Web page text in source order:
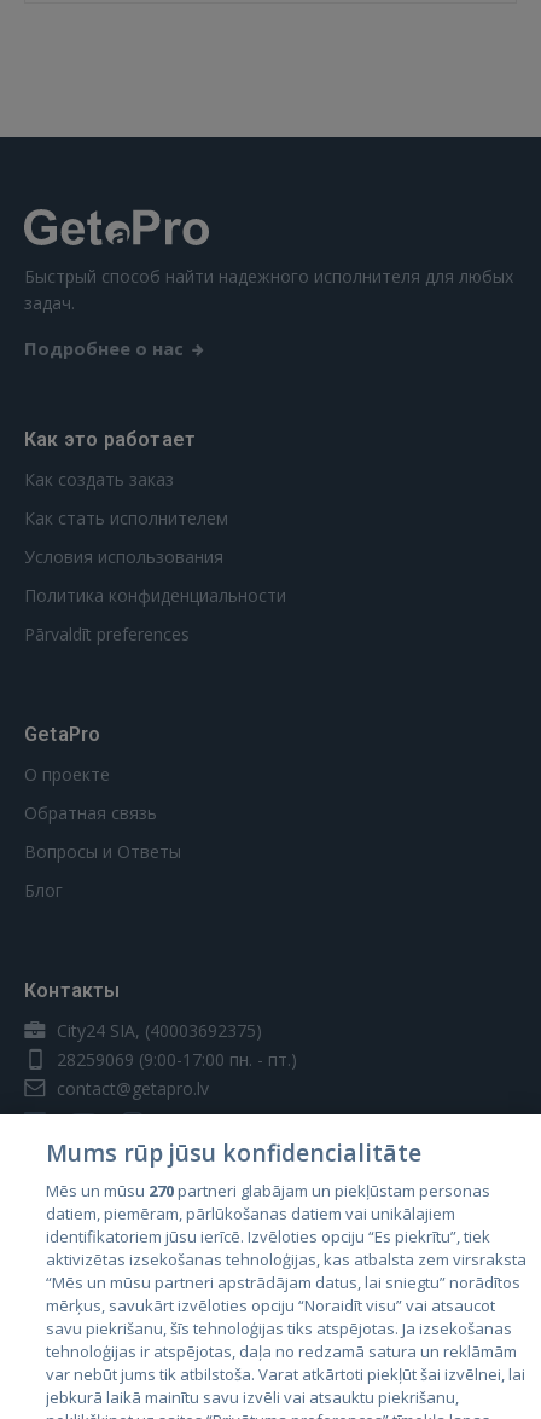
Быстрый способ найти надежного исполнителя для любых
задач.
Подробнее о нас
Как это работает
Как создать заказ
Как стать исполнителем
Условия использования
Политика конфиденциальности
Pārvaldīt preferences
GetaPro
О проекте
Обратная связь
Вопросы и Ответы
Блог
Контакты
City24 SIA, (40003692375)
28259069 (9:00-17:00 пн. - пт.)
contact@getapro.lv
Страны
Эстония
Латвия
Литва
Mums rūp jūsu konfidencialitāte
Mēs un mūsu 270partneri glabājam un piekļūstam personas
datiem, piemēram, pārlūkošanas datiem vai unikālajiem
identifikatoriem jūsu ierīcē. Izvēloties opciju “Es piekrītu”, tiek
aktivizētas izsekošanas tehnoloģijas, kas atbalsta zem virsraksta
“Mēs un mūsu partneri apstrādājam datus, lai sniegtu” norādītos
mērķus, savukārt izvēloties opciju “Noraidīt visu” vai atsaucot
savu piekrišanu, šīs tehnoloģijas tiks atspējotas. Ja izsekošanas
tehnoloģijas ir atspējotas, daļa no redzamā satura un reklāmām
var nebūt jums tik atbilstoša. Varat atkārtoti piekļūt šai izvēlnei, lai
jebkurā laikā mainītu savu izvēli vai atsauktu piekrišanu,